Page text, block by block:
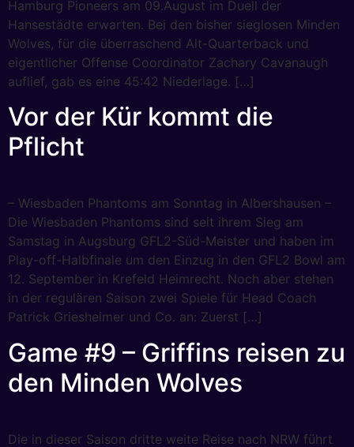
Hamburg Pioneers am 09.August im Duell der
Hansestädte erwarten. Bei den bisher sieglosen Minden
Wolves, für die überraschend Alt-Quarterback und
eigentlicher Offense Coordinator Zachary Cavanaugh
auflief, gab es eine 45:42 Niederlage. […]
Vor der Kür kommt die
Pflicht
– Wiesbaden Phantoms am Sonntag in Albershausen –
Die Wiesbaden Phantoms sind seit ihrem Sieg am
Samstag in Augsburg GFL2-Süd-Meister und haben im
Play-off-Halbfinale um den Einzug in den GFL2 Bowl am
12. September in Krefeld Heimrecht. Noch aber stehen
in der regulären Saison zwei Spiele für Head Coach
Patrick Griesheimer und Co. an: Zuerst […]
Game #9 – Griffins reisen zu
den Minden Wolves
Die in dieser Saison dritte weite Reise nach NRW führt